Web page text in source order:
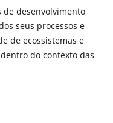
desenvolvimento
seus processos e
de ecossistemas e
do contexto das